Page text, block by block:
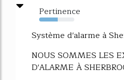
Pertinence
53%
Système d'alarme à
NOUS SOMMES LES
D'ALARME À